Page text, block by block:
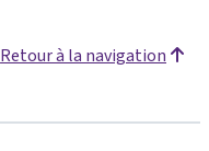
Retour à la navigation